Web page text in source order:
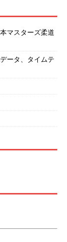
マスターズ柔道
ータ、タイムテ